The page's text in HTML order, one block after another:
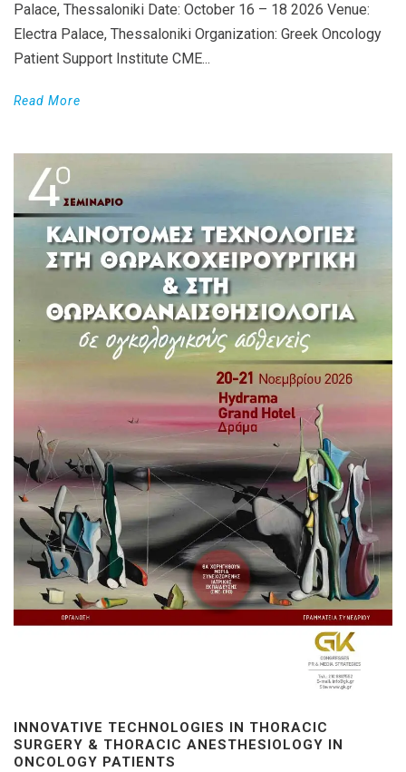
Palace, Thessaloniki Date: October 16 – 18 2026 Venue:
Electra Palace, Thessaloniki Organization: Greek Oncology
Patient Support Institute CME...
Read More
INNOVATIVE TECHNOLOGIES IN THORACIC
SURGERY & THORACIC ANESTHESIOLOGY IN
ONCOLOGY PATIENTS